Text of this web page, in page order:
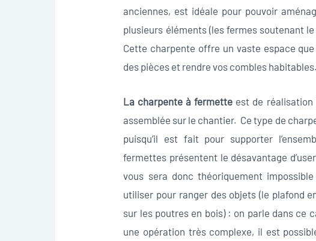
anciennes, est idéale pour pouvoir
plusieurs éléments (les fermes soutenant
Cette charpente offre un vaste espace
des pièces et rendre vos combles
La charpente à fermette est de
assemblée sur le chantier. Ce type de
puisqu’il est fait pour supporter
fermettes présentent le désavantage
vous sera donc théoriquement
utiliser pour ranger des objets (le plafond
sur les poutres en bois) : on parle dans ce
une opération très complexe, il est